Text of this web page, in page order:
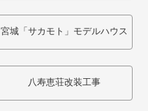
宮城「サカモト」モデルハウス
八寿恵荘改装工事